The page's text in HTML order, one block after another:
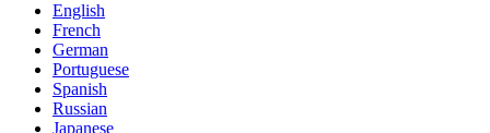
English
French
German
Portuguese
Spanish
Russian
Japanese